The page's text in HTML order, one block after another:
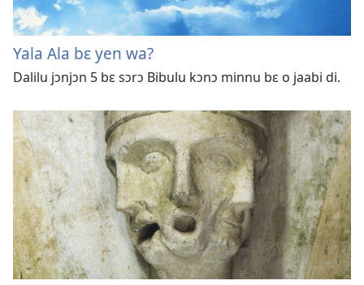
Yala Ala bɛ yen wa?
Dalilu jɔnjɔn 5 bɛ sɔrɔ Bibulu kɔnɔ minnu bɛ o jaabi di.